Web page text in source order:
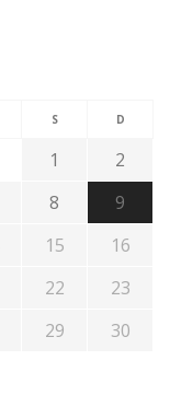
S D
1
2
8
9
15
16
22
23
29
30